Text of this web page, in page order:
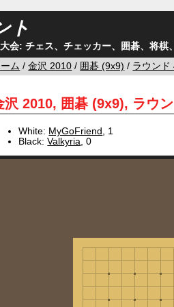
ト
会: チェス、チェッカー、囲碁、将棋
ム /金沢 2010 / 囲碁 (9x9) / ラウンド
沢 2010, 囲碁 (9x9), ラウ
White: MyGoFriend
, 1
Black:Valkyria , 0